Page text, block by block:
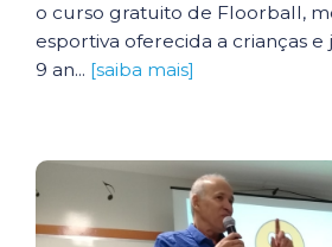
o curso gratuito de Floorball,
esportiva oferecida a crianças e
9 an... [saiba mais]